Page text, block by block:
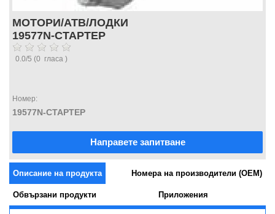
МОТОРИ/АТВ/ЛОДКИ
19577N-СТАРТЕР
0.0/5 (0 гласа )
Номер:
19577N-СТАРТЕР
Направете запитване
Описание на продукта Номера на производители (OEM)
Обвързани продукти Приложения